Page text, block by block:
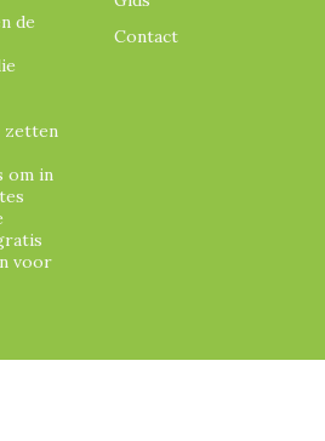
de
zetten
om in
voor
Contact